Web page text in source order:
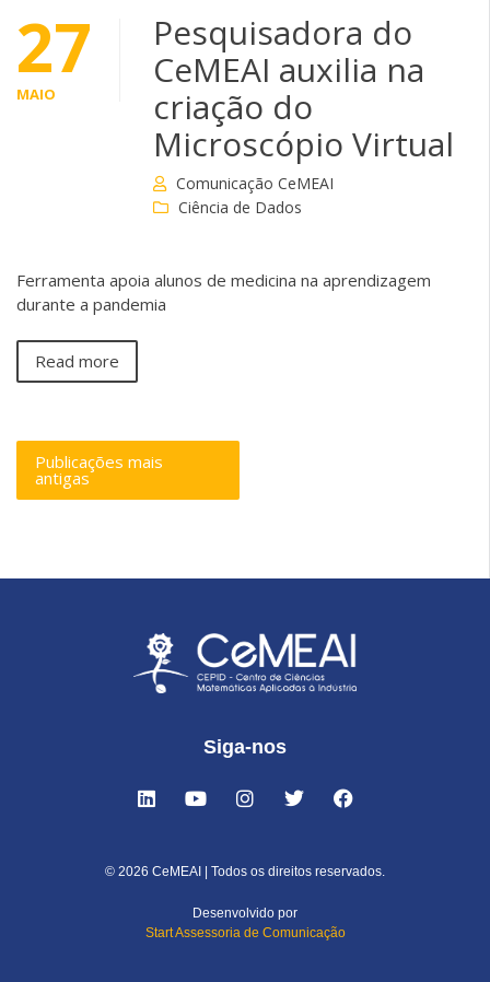
27
MAIO
Pesquisadora do
CeMEAI auxilia na
criação do
Microscópio Virtual
Comunicação CeMEAI
Ciência de Dados
Ferramenta apoia alunos de medicina na aprendizagem
durante a pandemia
Read more
Publicações mais
antigas
Siga-nos
© 2026 CeMEAI | Todos os direitos reservados.
Desenvolvido por
Start Assessoria de Comunicação